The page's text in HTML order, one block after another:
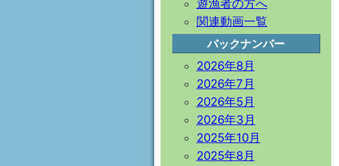
遊漁者の方へ
関連動画一覧
バックナンバー
2026年8月
2026年7月
2026年5月
2026年3月
2025年10月
2025年8月